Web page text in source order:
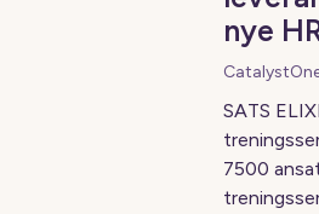
nye
SATS
7500